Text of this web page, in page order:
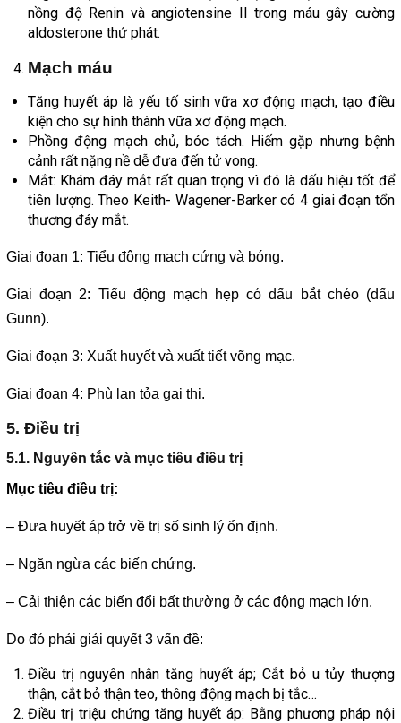
nồng độ Renin và angiotensine II trong máu gây cường
aldosterone thứ phát.
Mạch máu
Tăng huyết áp là yếu tố sinh vữa xơ động mạch, tạo điều
kiện cho sự hình thành vữa xơ động mạch.
Phồng động mạch chủ, bóc tách. Hiếm gặp nhưng bệnh
cảnh rất nặng nề dễ đưa đến tử vong.
Mắt: Khám đáy mắt rất quan trọng vì đó là dấu hiệu tốt để
tiên lượng. Theo Keith- Wagener-Barker có 4 giai đoạn tổn
thương đáy mắt.
Giai đoạn 1: Tiểu động mạch cứng và bóng.
Giai đoạn 2: Tiểu động mạch hẹp có dấu bắt chéo (dấu
Gunn).
Giai đoạn 3: Xuất huyết và xuất tiết võng mạc.
Giai đoạn 4: Phù lan tỏa gai thị.
5. Điều trị
5.1. Nguyên tắc và mục tiêu điều trị
Mục tiêu điều trị:
– Đưa huyết áp trở về trị số sinh lý ổn định.
– Ngăn ngừa các biến chứng.
– Cải thiện các biến đổi bất thường ở các động mạch lớn.
Do đó phải giải quyết 3 vấn đề:
Điều trị nguyên nhân tăng huyết áp; Cắt bỏ u tủy thượng
thận, cắt bỏ thận teo, thông động mạch bị tắc…
Điều trị triệu chứng tăng huyết áp: Bằng phương pháp nội